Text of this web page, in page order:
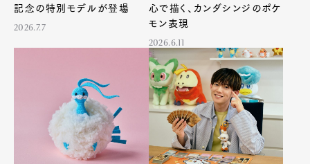
記念の特別モデルが登場
2026.7.7
心で描く、カンダシンジのポケ
モン表現
2026.6.11